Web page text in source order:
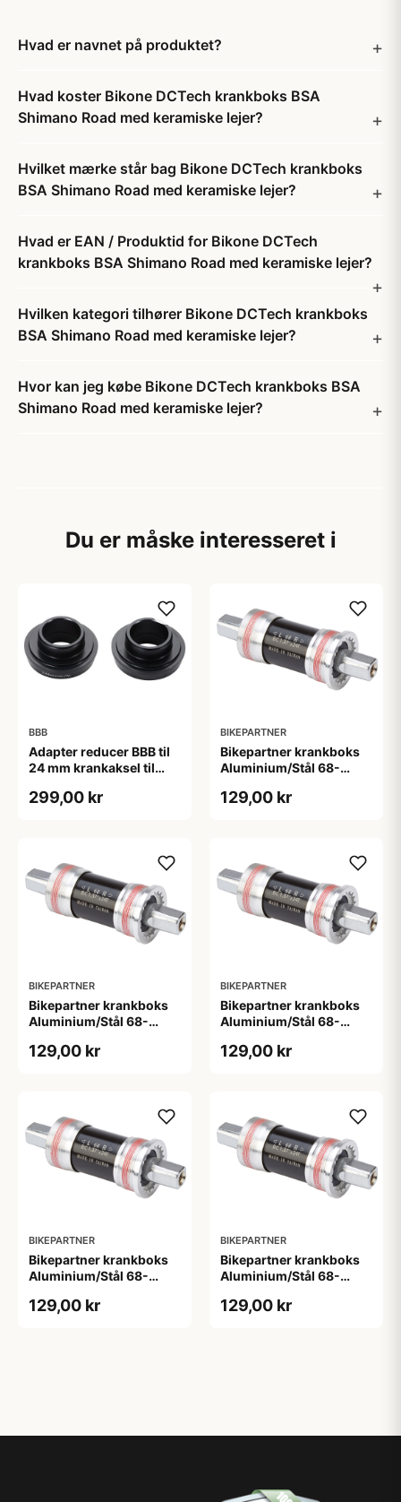
Hvad er navnet på produktet?
Hvad koster Bikone DCTech krankboks BSA
Shimano Road med keramiske lejer?
Hvilket mærke står bag Bikone DCTech krankboks
BSA Shimano Road med keramiske lejer?
Hvad er EAN / Produktid for Bikone DCTech
krankboks BSA Shimano Road med keramiske lejer?
Hvilken kategori tilhører Bikone DCTech krankboks
BSA Shimano Road med keramiske lejer?
Hvor kan jeg købe Bikone DCTech krankboks BSA
Shimano Road med keramiske lejer?
Du er måske interesseret i
BBB
Adapter reducer BBB til
24 mm krankaksel til
299,00 kr
BIKEPARTNER
Bikepartner krankboks
Aluminium/Stål 68-
129,00 kr
BIKEPARTNER
Bikepartner krankboks
Aluminium/Stål 68-
129,00 kr
BIKEPARTNER
Bikepartner krankboks
Aluminium/Stål 68-
129,00 kr
BIKEPARTNER
Bikepartner krankboks
Aluminium/Stål 68-
129,00 kr
BIKEPARTNER
Bikepartner krankboks
Aluminium/Stål 68-
129,00 kr